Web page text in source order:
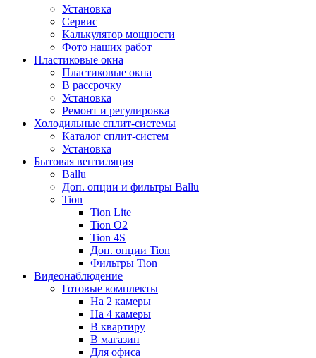
Установка
Сервис
Калькулятор мощности
Фото наших работ
Пластиковые окна
Пластиковые окна
В рассрочку
Установка
Ремонт и регулировка
Холодильные сплит-системы
Каталог сплит-систем
Установка
Бытовая вентиляция
Ballu
Доп. опции и фильтры Ballu
Tion
Tion Lite
Tion O2
Tion 4S
Доп. опции Tion
Фильтры Tion
Видеонаблюдение
Готовые комплекты
На 2 камеры
На 4 камеры
В квартиру
В магазин
Для офиса